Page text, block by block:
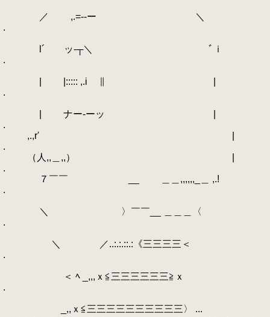
／ ,.=--ー ＼
.
l´ ッ-┬＼ ﾞｉ
.
| |::::: ,.i ∥ |
.
| ナー-ーッ |
.
,.,r' |
.
（人,,＿,,） |
.
７￣￣ __ ＿＿,,,,,,_＿ ,.!
.
＼ 〉￣￣__ ＿＿＿〈
.
＼ ／..:.:.::.:《三三三三＜
.
＜ ﾍ _,,,ｘ≦三三三三三三≧ｘ
.
_,,ｘ≦三三三三三三三三三三〉 ...